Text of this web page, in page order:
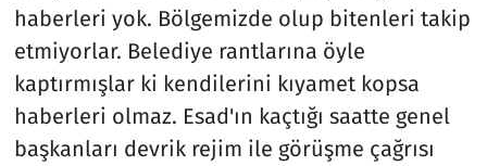
haberleri yok. Bölgemizde olup bitenleri takip
etmiyorlar. Belediye rantlarına öyle
kaptırmışlar ki kendilerini kıyamet kopsa
haberleri olmaz. Esad'ın kaçtığı saatte genel
başkanları devrik rejim ile görüşme çağrısı